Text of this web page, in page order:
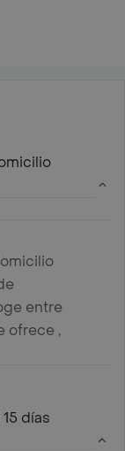
entre
ofrece ,
días